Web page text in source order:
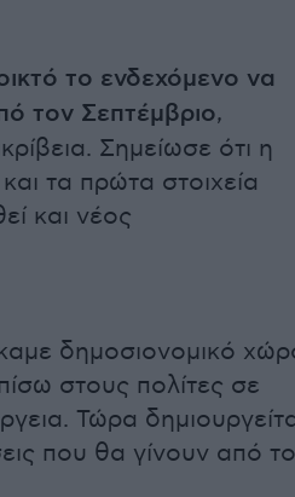
το ενδεχόμενο να
τον Σεπτέμβριο,
Σημείωσε ότι η
τα πρώτα στοιχεία
και νέος
δημοσιονομικό
στους πολίτες σε
Τώρα
που θα γίνουν από το